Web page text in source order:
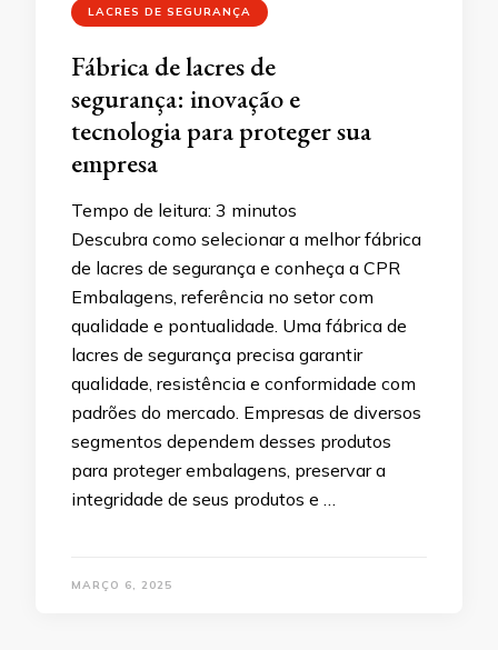
LACRES DE SEGURANÇA
Fábrica de lacres de
segurança: inovação e
tecnologia para proteger sua
empresa
Tempo de leitura: 3 minutos
Descubra como selecionar a melhor fábrica
de lacres de segurança e conheça a CPR
Embalagens, referência no setor com
qualidade e pontualidade. Uma fábrica de
lacres de segurança precisa garantir
qualidade, resistência e conformidade com
padrões do mercado. Empresas de diversos
segmentos dependem desses produtos
para proteger embalagens, preservar a
integridade de seus produtos e …
MARÇO 6, 2025